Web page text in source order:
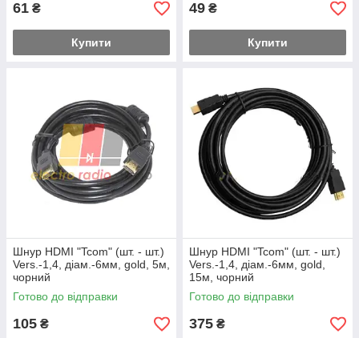
61 ₴
Купити
49 ₴
Купити
Шнур HDMI "Tcom" (шт. - шт.)
Vers.-1,4, діам.-6мм, gold, 5м,
чорний
Готово до відправки
105 ₴
Шнур HDMI "Tcom" (шт. - шт.)
Vers.-1,4, діам.-6мм, gold,
15м, чорний
Готово до відправки
375 ₴